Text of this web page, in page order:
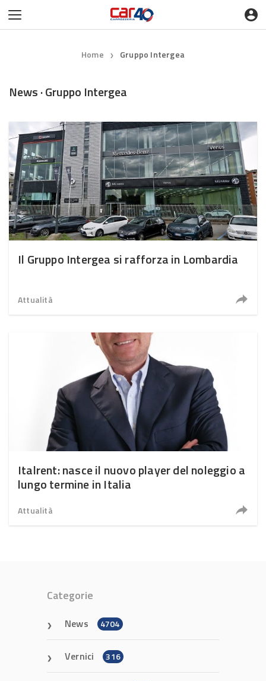
Home ❯ Gruppo Intergea
News · Gruppo Intergea
Il Gruppo Intergea si rafforza in Lombardia
Attualità
Italrent: nasce il nuovo player del noleggio a
lungo termine in Italia
Attualità
Categorie
News 4704
Vernici 316